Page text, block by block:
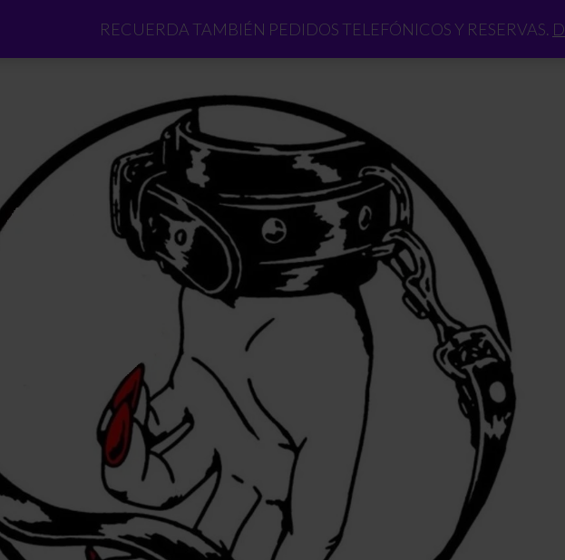
RECUERDA TAMBIÉN PEDIDOS TELEFÓNICOS Y RESERVAS.